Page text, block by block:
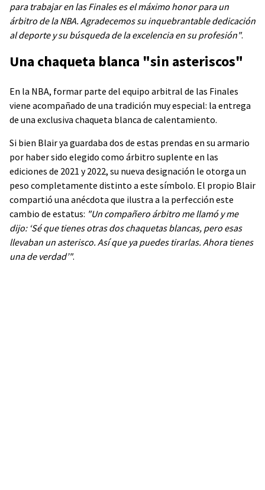
para trabajar en las Finales es el máximo honor para un
árbitro de la NBA. Agradecemos su inquebrantable dedicación
al deporte y su búsqueda de la excelencia en su profesión".
Una chaqueta blanca "sin asteriscos"
En la NBA, formar parte del equipo arbitral de las Finales
viene acompañado de una tradición muy especial: la entrega
de una exclusiva chaqueta blanca de calentamiento.
Si bien Blair ya guardaba dos de estas prendas en su armario
por haber sido elegido como árbitro suplente en las
ediciones de 2021 y 2022, su nueva designación le otorga un
peso completamente distinto a este símbolo. El propio Blair
compartió una anécdota que ilustra a la perfección este
cambio de estatus: "Un compañero árbitro me llamó y me
dijo: ‘Sé que tienes otras dos chaquetas blancas, pero esas
llevaban un asterisco. Así que ya puedes tirarlas. Ahora tienes
una de verdad’".